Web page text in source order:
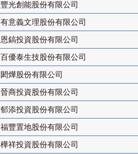
豐光創能股份有限公司
有意義文理股份有限公司
恩鎬投資股份有限公司
百優泰生技股份有限公司
閎燁股份有限公司
晉商投資股份有限公司
郁添投資股份有限公司
福豐置地股份有限公司
樺祥投資股份有限公司